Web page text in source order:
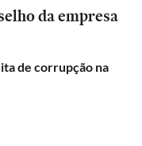
da empresa
de corrupção na